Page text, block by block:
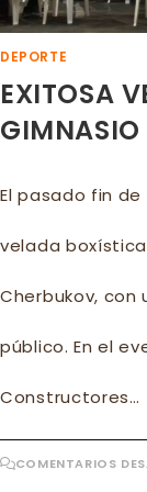
DEPORTE
EXITOSA
GIMNASIO
El pasado fin
velada
Cherbukov,
público. En el
Constructores…
COMENTARIOS